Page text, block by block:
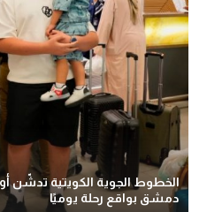
الخطوط الجوية الكويتية تدشّن
دمشق بواقع رحلة يوميًا